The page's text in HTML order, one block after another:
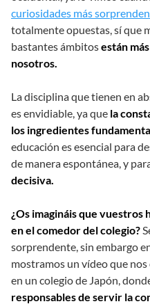
curiosidades más
totalmente opuestas, sí que
bastantes ámbitosestán
nosotros.
La disciplina que tienen en
es envidiable, ya que la
los ingredientes
educación es esencial para
de manera espontánea, y
decisiva.
¿Os imagináis que
en el comedor del colegio?
sorprendente, sin embargo
mostramos un vídeo que
en un colegio de Japón,
responsables de servir la